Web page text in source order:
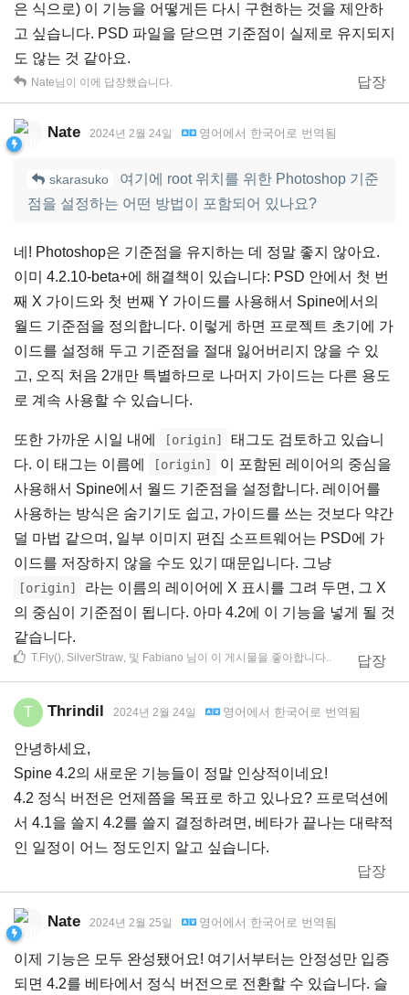
은 식으로) 이 기능을 어떻게든 다시 구현하는 것을 제안하
고 싶습니다. PSD 파일을 닫으면 기준점이 실제로 유지되지
도 않는 것 같아요.
답장
Nate님이 이에 답장했습니다.
Nate 2024년 2월 24일 영어 에서 한국어 로 번역됨
skarasuko
여기에 root 위치를 위한 Photoshop 기준
점을 설정하는 어떤 방법이 포함되어 있나요?
네! Photoshop은 기준점을 유지하는 데 정말 좋지 않아요.
이미 4.2.10-beta+에 해결책이 있습니다: PSD 안에서 첫 번
째 X 가이드와 첫 번째 Y 가이드를 사용해서 Spine에서의
월드 기준점을 정의합니다. 이렇게 하면 프로젝트 초기에 가
이드를 설정해 두고 기준점을 절대 잃어버리지 않을 수 있
고, 오직 처음 2개만 특별하므로 나머지 가이드는 다른 용도
로 계속 사용할 수 있습니다.
또한 가까운 시일 내에 [origin]
태그도 검토하고 있습니
다. 이 태그는 이름에
[origin]
이 포함된 레이어의 중심을
사용해서 Spine에서 월드 기준점을 설정합니다. 레이어를
사용하는 방식은 숨기기도 쉽고, 가이드를 쓰는 것보다 약간
덜 마법 같으며, 일부 이미지 편집 소프트웨어는 PSD에 가
이드를 저장하지 않을 수도 있기 때문입니다. 그냥
[origin]
라는 이름의 레이어에 X 표시를 그려 두면, 그 X
의 중심이 기준점이 됩니다. 아마 4.2에 이 기능을 넣게 될 것
같습니다.
답장
T.Fly(), SilverStraw, 및 Fabiano 님이 이 게시물을 좋아합니다..
T Thrindil 2024년 2월 24일 영어 에서 한국어 로 번역됨
안녕하세요,
Spine 4.2의 새로운 기능들이 정말 인상적이네요!
4.2 정식 버전은 언제쯤을 목표로 하고 있나요? 프로덕션에
서 4.1을 쓸지 4.2를 쓸지 결정하려면, 베타가 끝나는 대략적
인 일정이 어느 정도인지 알고 싶습니다.
답장
Nate 2024년 2월 25일 영어 에서 한국어 로 번역됨
이제 기능은 모두 완성됐어요! 여기서부터는 안정성만 입증
되면 4.2를 베타에서 정식 버전으로 전환할 수 있습니다. 슬